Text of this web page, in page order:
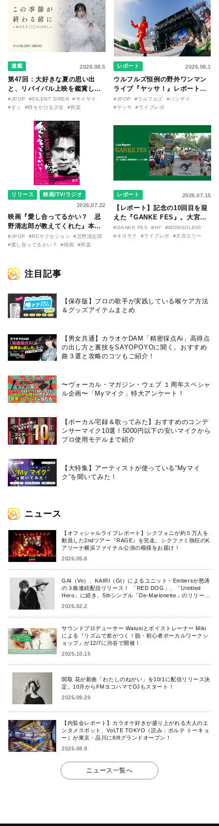
連載 2026.08.5
第47回：大好きな夏の思い出
と、リバイバル上映を鑑賞した
『時をかける少女』のおはなし
〜SILENT SIREN・すぅ『この
〇のはなし〜』
#JPOP #SILENT SIREN
#サイサイ
#すぅ
#時をかける少女 #邦楽
レポート 2026.08.1
ウルフルズ恒例の野外ワンマン
ライブ『ヤッサ！』レポート！
リリースから30年を迎えたアル
バム『バンザイ』完全再現に、
た日。
#JPOP #ウルフルズ
#バンザイ
#ヤッサ
#ライブレポ
リリース
映画/TV/ラジオ
2026.07.22
映画『愛し合ってるかい？ 忌
野清志郎が教えてくれた』本予
告映像とキービジュアルがつい
に解禁！ キヨシロー関連商品も
#JPOP #RCサクセション
#忌野清志郎
#愛し合ってるかい？
#映画 #邦楽
レポート 2026.07.15
【レポート】記念の10回目を迎
えた『GANKE FES』。大宮エ
リー作『アイヌの神々の崖』を
前に、キヨサク
#GANKE FES #HY
#MONGOL800
#キヨサク
#ライブレポ #大宮エリー
注目記事
【保存版】プロの歌手が実践している喉ケア⽅法
＆グッズアイテムまとめ
【男女共通】カラオケDAM「精密採点Ai」高得点
の出し方と裏技をSAYOPOYOに聞く。おすすめ
曲３選と攻略のコツもご紹介！
〜ヴォーカル・マガジン・ウェブ １周年スペシャ
ル企画〜「Myマイク」特大アンケート！
【ボーカル宅録＆歌ってみた】おすすめのコンデ
ンサーマイク10選！5000円以下の安いマイクから
プロ使用モデルまで紹介
【大特集】アーティストが使っている“Myマイ
ク”を聞いてみた！
ニュース
【オフィシャルライブレポート】シクフォニが約５万人を
動員した2ndツアー『RAGE』を完走。シクファミ熱狂のK
アリーナ横浜ファイナル公演の模様をお届け！
2026.05.8
GAI（Vo）、KAIRI（Gt）によるユニット・Embersが怒涛
の３曲連続配信リリース！ 「RED DOG」、「Untitled
Hero」に続き、5thシングル「De-Marionette」のリリース
を発表！
2026.02.2
サウンドプロデューサー Watusiとボイストレーナー Miki
による『リズムで差がつく！脱・初心者ボーカルワークシ
ョップ』が12/7に渋谷で開催！
2025.10.15
関取 花が新曲「わたしのねがい」を10/1に配信リリース決
定。10月からFMヨコハマでDJもスタート！
2025.09.20
【内覧会レポート】カラオケ好きが盛り上がれる大人のエ
ンタメスポット、VoLTE TOKYO（読み：ボルテ トーキョ
ー）が東京・品川に8/8グランドオープン！
2025.08.9
ニュース一覧へ